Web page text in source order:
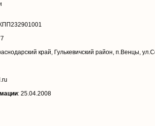
край, Гулькевичский район, п.Венцы,
: 25.04.2008